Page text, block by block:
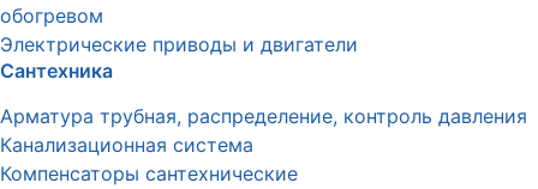
обогревом
Электрические приводы и двигатели
Сантехника
Арматура трубная, распределение, контроль давления
Канализационная система
Компенсаторы сантехнические